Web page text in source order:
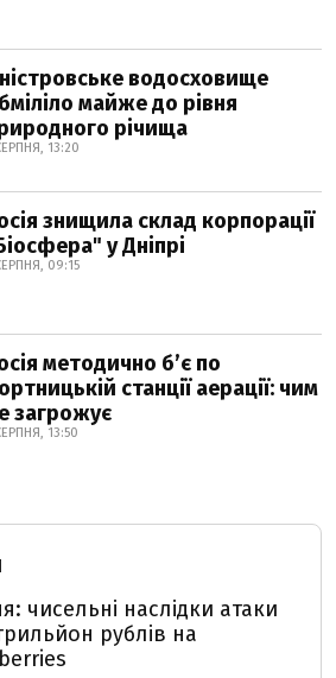
водосховище
майже до рівня
річища
13:20
знищила склад корпорації
у Дніпрі
09:15
методично б’є по
станції аерації: чим
загрожує
13:50
чисельні наслідки атаки
рублів на